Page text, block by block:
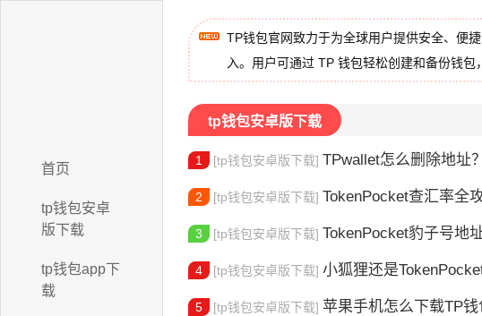
首页
tp钱包安卓
版下载
tp钱包app下
载
TP钱包官网致力于为全球用户提供安全、便
入。用户可通过 TP 钱包轻松创建和备份钱包
tp钱包安卓版下载
1 [tp钱包安卓版下载] TPwallet怎么删除地址？简单几步教你移
2 [tp钱包安卓版下载] TokenPocket查汇率全攻略，新手一
3 [tp钱包安卓版下载] TokenPocket豹子号地址值钱吗？新手看完
4 [tp钱包安卓版下载] 小狐狸还是TokenPocket？选对钱
5 [tp钱包安卓版下载] 苹果手机怎么下载TP钱包？安装教